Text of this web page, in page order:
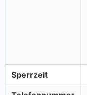
Sperrzeit